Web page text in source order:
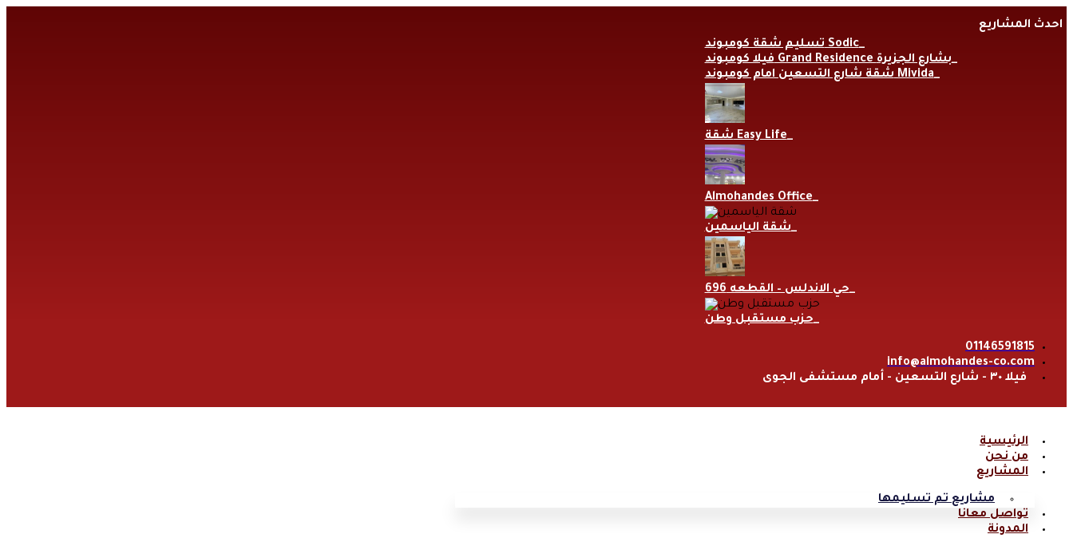
to
احدث المشاريع
تسليم شقة كومبوند Sodic
فيلا كومبوند Grand Residence بشارع الجزيرة
شقة شارع التسعين امام كومبوند Mivida
شقة Easy Life
Almohandes Office
شقة الياسمين
حي الاندلس – القطعه 696
حزب مستقبل وطن
01146591815
info@almohandes-co.com
فيلا ٣٠ - شارع التسعين - أمام مستشفى الجوى
الرئيسية
من نحن
المشاريع
مشاريع تم تسليمها
تواصل معانا
المدونة